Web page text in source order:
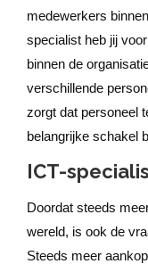
medewerkers
specialist heb jij
binnen de
verschillende
zorgt dat personeel
belangrijke schakel
ICT-
Doordat steeds
wereld, is ook de
Steeds meer